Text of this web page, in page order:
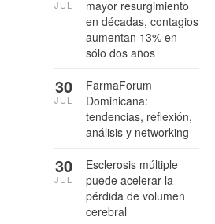
mayor resurgimiento
en décadas, contagios
aumentan 13% en
sólo dos años
JUL
FarmaForum
Dominicana:
tendencias, reflexión,
análisis y networking
30
JUL
Esclerosis múltiple
puede acelerar la
pérdida de volumen
cerebral
30
JUL